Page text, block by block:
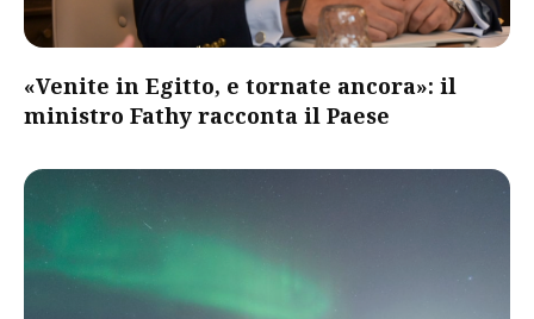
«Venite in Egitto, e tornate ancora»: il
ministro Fathy racconta il Paese